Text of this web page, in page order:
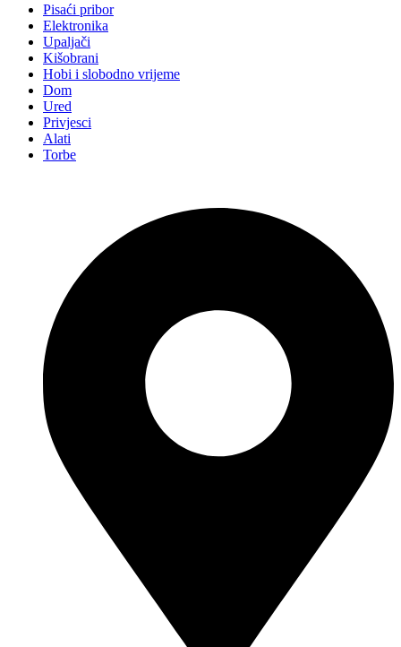
Pisaći pribor
Elektronika
Upaljači
Kišobrani
Hobi i slobodno vrijeme
Dom
Ured
Privjesci
Alati
Torbe